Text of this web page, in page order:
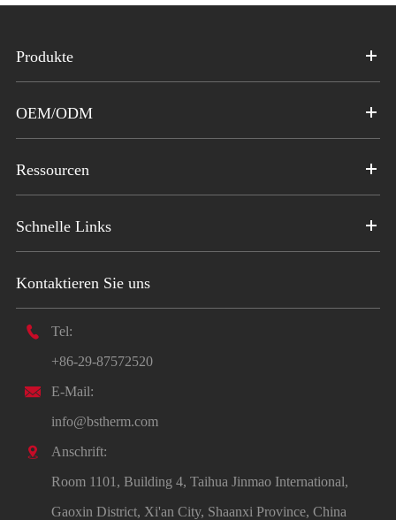
Produkte
OEM/ODM
Ressourcen
Schnelle Links
Kontaktieren Sie uns

Tel:
+86-29-87572520

E-Mail:
info@bstherm.com

Anschrift:
Room 1101, Building 4, Taihua Jinmao International,
Gaoxin District, Xi'an City, Shaanxi Province, China